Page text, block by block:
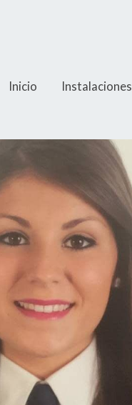
Inicio Instalaciones